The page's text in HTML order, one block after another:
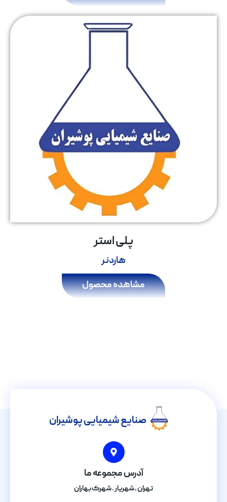
پلی استر
هاردنر
مشاهده محصول
صنایع شیمیایی پوشیران
آدرس مجموعه ما
تهران , شهریار . شهرک بهاران